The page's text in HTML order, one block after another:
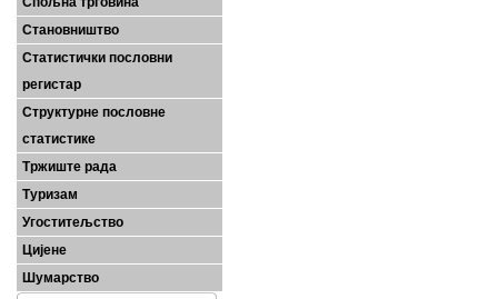
Становништво
Статистички пословни
регистар
Структурне пословне
статистике
Тржиште рада
Туризам
Угоститељство
Цијене
Шумарство